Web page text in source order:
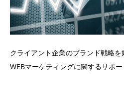
クライアント企業のブランド戦略を
WEBマーケティングに関するサポー